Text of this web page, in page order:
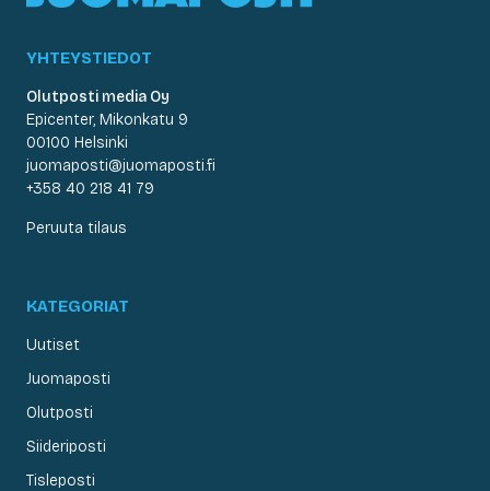
YHTEYSTIEDOT
Olutposti media Oy
Epicenter, Mikonkatu 9
00100 Helsinki
juomaposti@juomaposti.fi
+358 40 218 41 79
Peruuta tilaus
KATEGORIAT
Uutiset
Juomaposti
Olutposti
Siideriposti
Tisleposti